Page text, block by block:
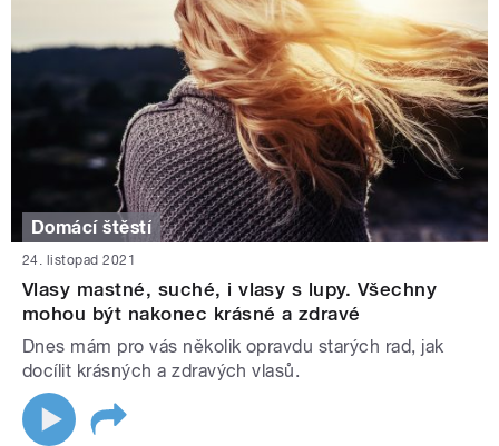
Domácí štěstí
24. listopad 2021
Vlasy mastné, suché, i vlasy s lupy. Všechny
mohou být nakonec krásné a zdravé
Dnes mám pro vás několik opravdu starých rad, jak
docílit krásných a zdravých vlasů.